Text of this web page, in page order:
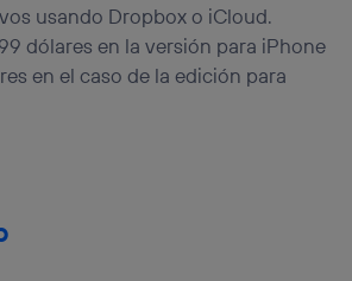
usando Dropbox o iCloud.
dólares en la versión para iPhone
en el caso de la edición para